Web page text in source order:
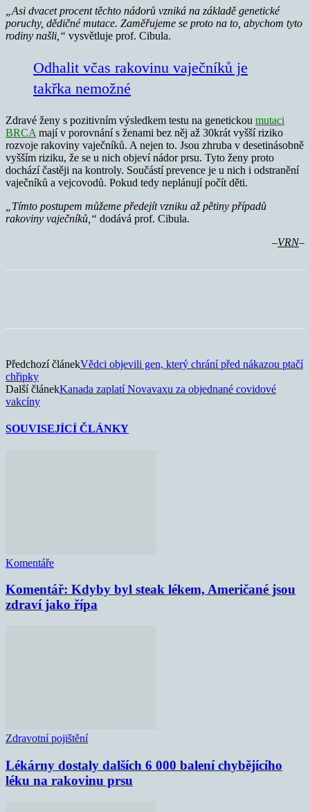
„Asi dvacet procent těchto nádorů vzniká na základě genetické
poruchy, dědičné mutace. Zaměřujeme se proto na to, abychom tyto
rodiny našli,“ vysvětluje prof. Cibula.
Odhalit včas rakovinu vaječníků je
takřka nemožné
Zdravé ženy s pozitivním výsledkem testu na genetickou mutaci
BRCA mají v porovnání s ženami bez něj až 30krát vyšší riziko
rozvoje rakoviny vaječníků. A nejen to. Jsou zhruba v desetinásobně
vyšším riziku, že se u nich objeví nádor prsu. Tyto ženy proto
dochází častěji na kontroly. Součástí prevence je u nich i odstranění
vaječníků a vejcovodů. Pokud tedy neplánují počít děti.
„Tímto postupem můžeme předejít vzniku až pětiny případů
rakoviny vaječníků,“ dodává prof. Cibula.
–VRN–
Předchozí článekVědci objevili gen, který chrání před nákazou ptačí
chřipky
Další článekKanada zaplatí Novavaxu za objednané covidové
vakcíny
SOUVISEJÍCÍ ČLÁNKY
Komentáře
Komentář: Kdyby byl steak lékem, Američané jsou
zdraví jako řípa
Zdravotní pojištění
Lékárny dostaly dalších 6 000 balení chybějícího
léku na rakovinu prsu